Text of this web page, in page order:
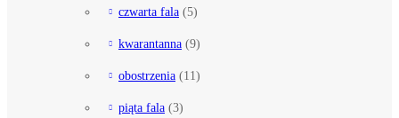
czwarta fala (5)
kwarantanna (9)
obostrzenia (11)
piąta fala (3)